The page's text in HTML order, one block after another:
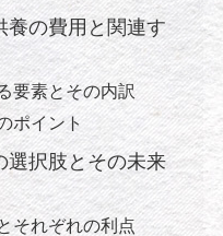
養の費用と関連す
要素とその内訳
ポイント
選択肢とその未来
それぞれの利点